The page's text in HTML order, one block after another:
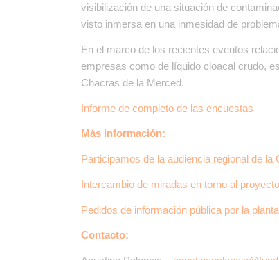
visibilización de una situación de
visto inmersa en una inmesidad de
En el marco de los recientes eventos
empresas como de líquido cloacal crudo,
Chacras de la Merced.
Informe de completo de las encuestas
Más información:
Participamos de la audiencia regional de
Intercambio de miradas en torno al
Pedidos de información pública por la
Contacto: